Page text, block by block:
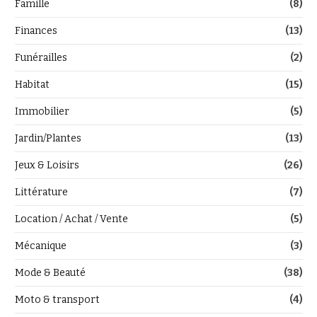
Famille (8)
Finances (13)
Funérailles (2)
Habitat (15)
Immobilier (5)
Jardin/Plantes (13)
Jeux & Loisirs (26)
Littérature (7)
Location / Achat / Vente (5)
Mécanique (3)
Mode & Beauté (38)
Moto & transport (4)